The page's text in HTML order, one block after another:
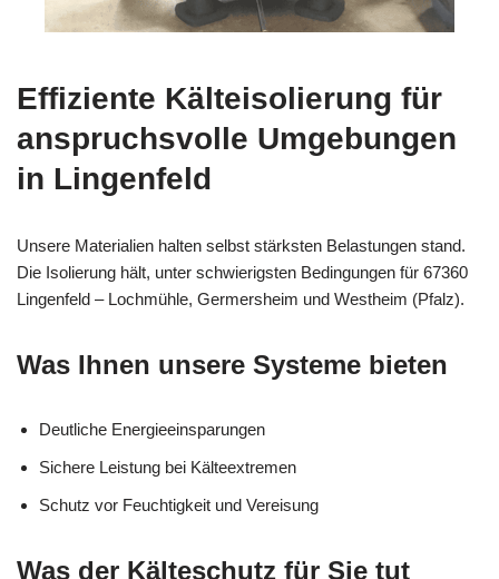
Effiziente Kälteisolierung für
anspruchsvolle Umgebungen
in Lingenfeld
Unsere Materialien halten selbst stärksten Belastungen stand.
Die Isolierung hält, unter schwierigsten Bedingungen für 67360
Lingenfeld – Lochmühle, Germersheim und Westheim (Pfalz).
Was Ihnen unsere Systeme bieten
Deutliche Energieeinsparungen
Sichere Leistung bei Kälteextremen
Schutz vor Feuchtigkeit und Vereisung
Was der Kälteschutz für Sie tut